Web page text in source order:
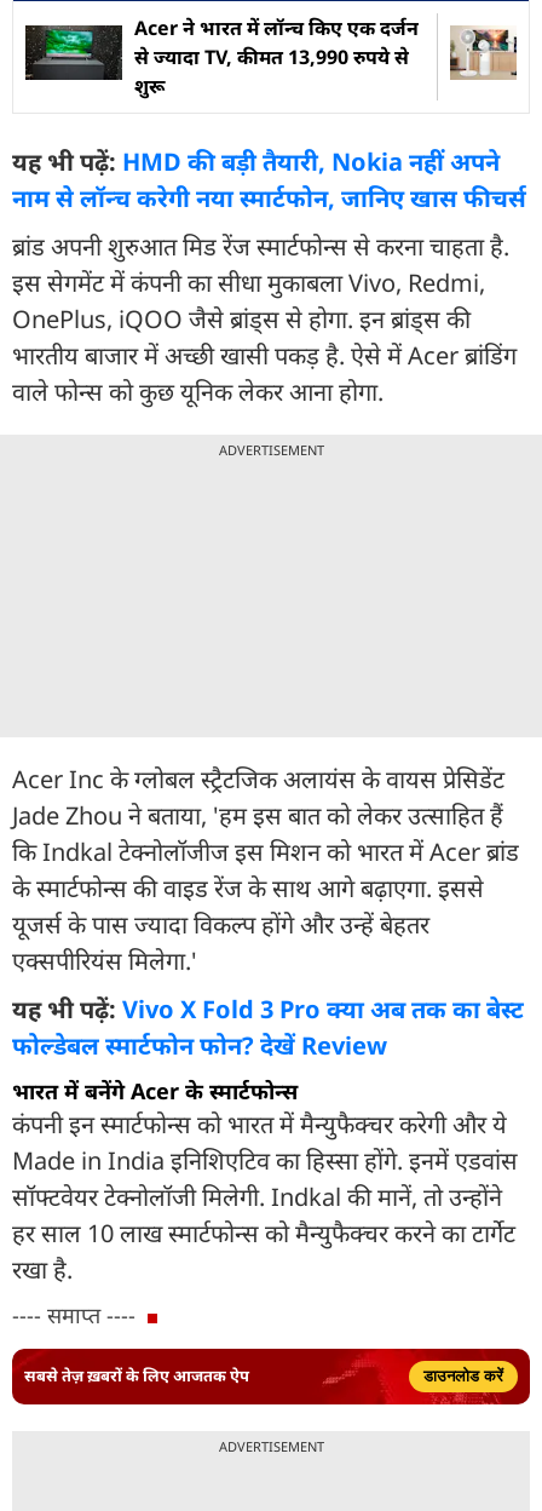
Acer ने भारत में लॉन्च किए एक दर्जन
से ज्यादा TV, कीमत 13,990 रुपये से
शुरू
यह भी पढ़ें: HMD की बड़ी तैयारी, Nokia नहीं अपने
नाम से लॉन्च करेगी नया स्मार्टफोन, जानिए खास फीचर्स
ब्रांड अपनी शुरुआत मिड रेंज स्मार्टफोन्स से करना चाहता है.
इस सेगमेंट में कंपनी का सीधा मुकाबला Vivo, Redmi,
OnePlus, iQOO जैसे ब्रांड्स से होगा. इन ब्रांड्स की
भारतीय बाजार में अच्छी खासी पकड़ है. ऐसे में Acer ब्रांडिंग
वाले फोन्स को कुछ यूनिक लेकर आना होगा.
ADVERTISEMENT
Acer Inc के ग्लोबल स्ट्रैटजिक अलायंस के वायस प्रेसिडेंट
Jade Zhou ने बताया, 'हम इस बात को लेकर उत्साहित हैं
कि Indkal टेक्नोलॉजीज इस मिशन को भारत में Acer ब्रांड
के स्मार्टफोन्स की वाइड रेंज के साथ आगे बढ़ाएगा. इससे
यूजर्स के पास ज्यादा विकल्प होंगे और उन्हें बेहतर
एक्सपीरियंस मिलेगा.'
यह भी पढ़ें: Vivo X Fold 3 Pro क्या अब तक का बेस्ट
फोल्डेबल स्मार्टफोन फोन? देखें Review
भारत में बनेंगे Acer के स्मार्टफोन्स
कंपनी इन स्मार्टफोन्स को भारत में मैन्युफैक्चर करेगी और ये
Made in India इनिशिएटिव का हिस्सा होंगे. इनमें एडवांस
सॉफ्टवेयर टेक्नोलॉजी मिलेगी. Indkal की मानें, तो उन्होंने
हर साल 10 लाख स्मार्टफोन्स को मैन्युफैक्चर करने का टार्गेट
रखा है.
---- समाप्त ----
सबसे तेज़ ख़बरों के लिए आजतक ऐप डाउनलोड करें
ADVERTISEMENT